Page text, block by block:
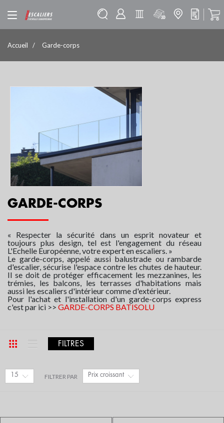
Accueil Garde-corps
GARDE-CORPS
« Respecter la sécurité dans un esprit novateur et
toujours plus design, tel est l'engagement du réseau
L'Echelle Européenne, votre expert en escaliers. »
Le garde-corps, appelé aussi balustrade ou rambarde
d'escalier, sécurise l'espace contre les chutes de hauteur.
Il se doit de protéger efficacement les mezzanines, les
trémies, les balcons, les terrasses d'habitations mais
aussi les escaliers d'intérieur comme d'extérieur.
Pour l'achat et l'installation d'un garde-corps express
c'est par ici >> GARDE-CORPS BATISOLU
FILTRES
15 FILTRER PAR Prix croissant